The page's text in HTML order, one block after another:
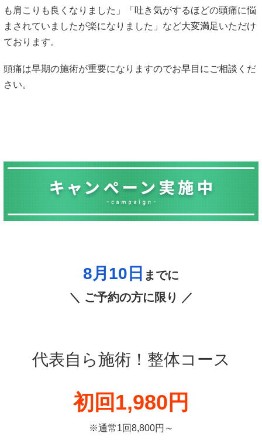
も肩こりも良くなりました」「吐き気がするほどの頭痛に悩
まされていましたが楽になりました」など大変満足いただけ
ております。
頭痛は早期の施術が重要になりますのでお早目にご相談くだ
さい。
8月10日 までに
＼ ご予約の方に限り ／
代表自ら施術！整体コース
初回1,980円
※通常1回8,800円～